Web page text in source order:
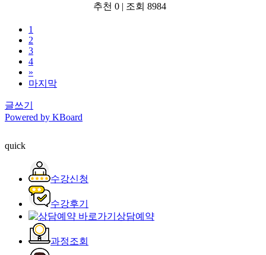
추천 0 | 조회 8984
1
2
3
4
»
마지막
글쓰기
Powered by KBoard
quick
수강신청
수강후기
상담예약
과정조회